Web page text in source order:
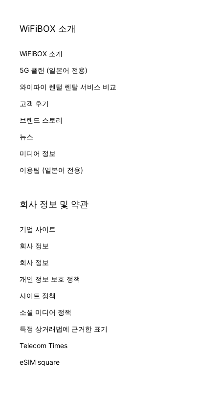
WiFiBOX 소개
WiFiBOX 소개
5G 플랜 (일본어 전용)
와이파이 렌털 렌탈 서비스 비교
고객 후기
브랜드 스토리
뉴스
미디어 정보
이용팁 (일본어 전용)
회사 정보 및 약관
기업 사이트
회사 정보
회사 정보
개인 정보 보호 정책
사이트 정책
소셜 미디어 정책
특정 상거래법에 근거한 표기
Telecom Times
eSIM square